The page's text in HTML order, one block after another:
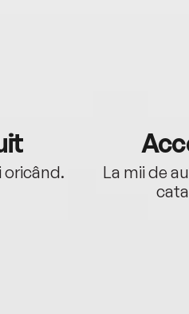
oricând.
La mii de